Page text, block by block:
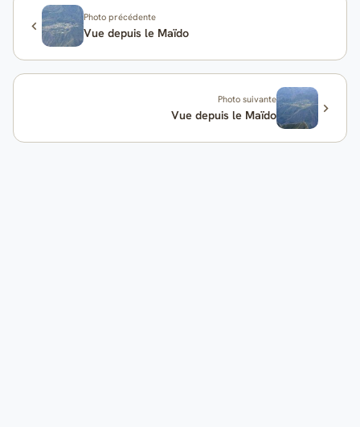
Photo précédente
Vue depuis le Maïdo
Photo suivante
Vue depuis le Maïdo